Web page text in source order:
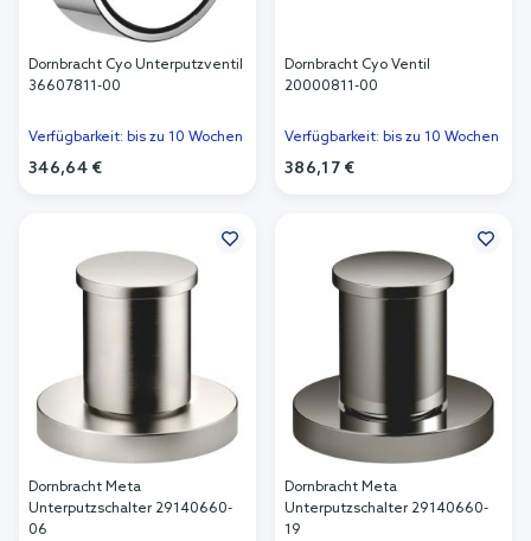
Dornbracht Cyo Unterputzventil
36607811-00
Verfügbarkeit: bis zu 10 Wochen
346,64 €
Dornbracht Cyo Ventil
20000811-00
Verfügbarkeit: bis zu 10 Wochen
386,17 €
Dornbracht Meta
Unterputzschalter 29140660-
06
Dornbracht Meta
Unterputzschalter 29140660-
19